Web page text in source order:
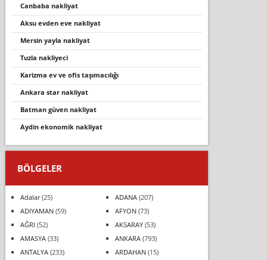
canbaba nakliyat
aksu evden eve nakliyat
mersin yayla nakliyat
tuzla nakliyeci
karizma ev ve ofis taşımacılığı
ankara star nakliyat
batman güven nakliyat
aydin ekonomik nakliyat
BÖLGELER
Adalar(25) ADANA(207)
ADIYAMAN(59) AFYON(73)
AĞRI (52) AKSARAY(53)
AMASYA(33) ANKARA(793)
ANTALYA(233) ARDAHAN(15)